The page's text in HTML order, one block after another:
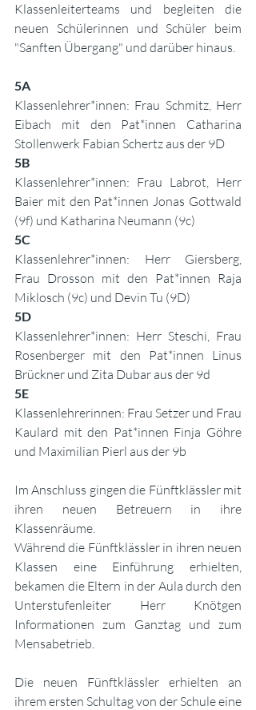
Klassenleiterteams und begleiten die
neuen Schülerinnen und Schüler beim
"Sanften Übergang" und darüber hinaus.
5A
Klassenlehrer*innen: Frau Schmitz, Herr
Eibach mit den Pat*innen Catharina
Stollenwerk Fabian Schertz aus der 9D
5B
Klassenlehrer*innen: Frau Labrot, Herr
Baier mit den Pat*innen Jonas Gottwald
(9f) und Katharina Neumann (9c)
5C
Klassenlehrer*innen: Herr Giersberg,
Frau Drosson mit den Pat*innen Raja
Miklosch (9c) und Devin Tu (9D)
5D
Klassenlehrer*innen: Herr Steschi, Frau
Rosenberger mit den Pat*innen Linus
Brückner und Zita Dubar aus der 9d
5E
Klassenlehrerinnen: Frau Setzer und Frau
Kaulard mit den Pat*innen Finja Göhre
und Maximilian Pierl aus der 9b
Im Anschluss gingen die Fünftklässler mit
ihren neuen Betreuern in ihre
Klassenräume.
Während die Fünftklässler in ihren neuen
Klassen eine Einführung erhielten,
bekamen die Eltern in der Aula durch den
Unterstufenleiter Herr Knötgen
Informationen zum Ganztag und zum
Mensabetrieb.
Die neuen Fünftklässler erhielten an
ihrem ersten Schultag von der Schule eine